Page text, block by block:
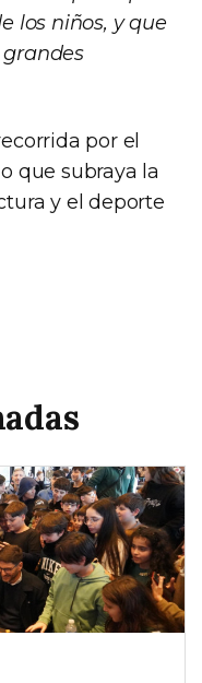
los niños, y que
grandes
por el
que subraya la
y el deporte